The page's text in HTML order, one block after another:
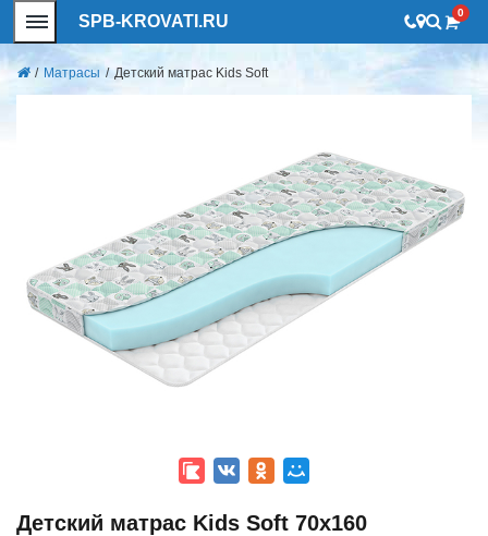
SPB-KROVATI.RU 0
/ Матрасы / Детский матрас Kids Soft
Детский матрас Kids Soft 70x160